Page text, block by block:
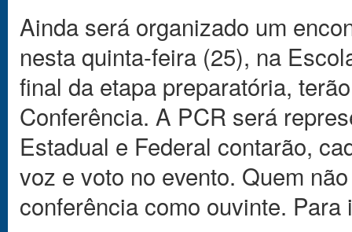
Ainda será organizado um
nesta quinta-feira (25), na
final da etapa preparatória,
Conferência. A PCR será
Estadual e Federal contarão,
voz e voto no evento. Quem
conferência como ouvinte.